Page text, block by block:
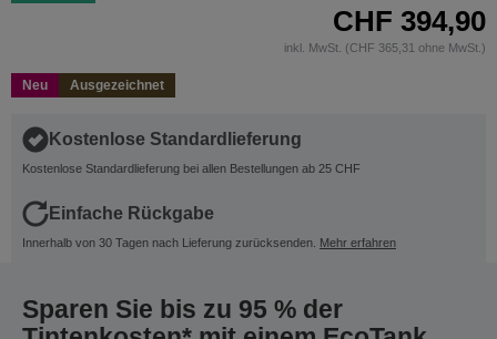
CHF 394,90
inkl. MwSt. (CHF 365,31 ohne MwSt.)
Neu Ausgezeichnet
Kostenlose Standardlieferung
Kostenlose Standardlieferung bei allen Bestellungen ab 25 CHF
Einfache Rückgabe
Innerhalb von 30 Tagen nach Lieferung zurücksenden. Mehr erfahren
Sparen Sie bis zu 95 % der